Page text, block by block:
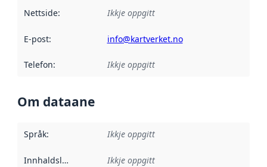
Nettside: Ikkje oppgitt
E-post: info@kartverket.no
Telefon: Ikkje oppgitt
Om dataane
Språk: Ikkje oppgitt
Innhaldsleverandørar :
Ikkje oppgitt